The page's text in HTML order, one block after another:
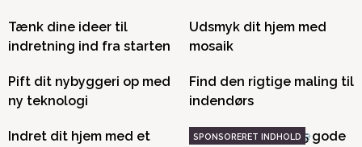
Tænk dine ideer til
indretning ind fra starten
Udsmyk dit hjem med
mosaik
Pift dit nybyggeri op med
ny teknologi
Find den rigtige maling til
indendørs
Indret dit hjem med et
Udnyt dagslyset: 5 gode